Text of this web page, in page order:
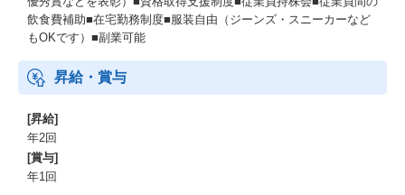
飲食費補助■在宅勤務制度■服装自由（ジーンズ・スニーカーなど
もOKです）■副業可能
昇給・賞与
[昇給]
年2回
[賞与]
年1回